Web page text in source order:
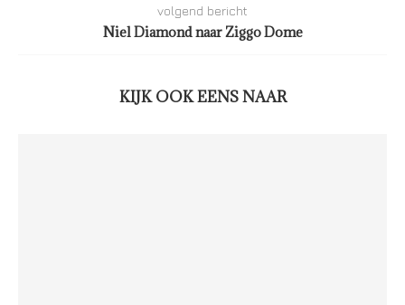
volgend bericht
Niel Diamond naar Ziggo Dome
KIJK OOK EENS NAAR